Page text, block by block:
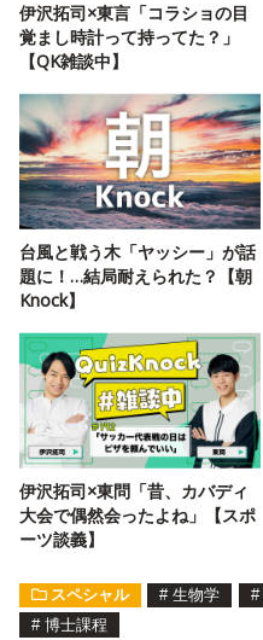
伊沢拓司×東言「コラショの目
覚まし時計って持ってた？」
【QK雑談中】
台風と戦う木「ヤッシー」が話
題に！…結局耐えられた？【朝
Knock】
伊沢拓司×東問「昔、カバディ
大会で偶然会ったよね」【スポ
ーツ談義】
スペシャル # 生物学 #
# 博士課程